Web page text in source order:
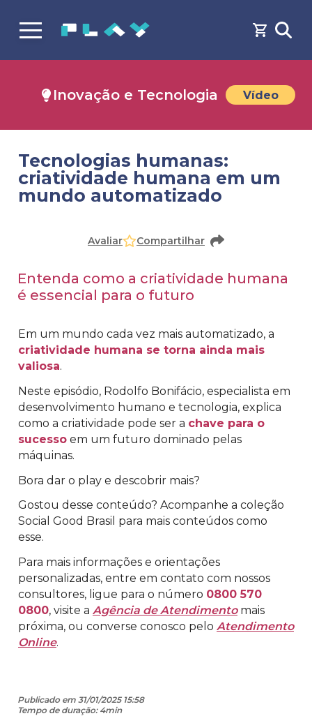
Inovação e Tecnologia Vídeo
Tecnologias humanas:
criatividade humana em um
mundo automatizado
Avaliar Compartilhar
Entenda como a criatividade humana
é essencial para o futuro
Em um mundo cada vez mais automatizado, a
criatividade humana se torna ainda mais
valiosa.
Neste episódio, Rodolfo Bonifácio, especialista em
desenvolvimento humano e tecnologia, explica
como a criatividade pode ser a chave para o
sucesso em um futuro dominado pelas
máquinas.
Bora dar o play e descobrir mais?
Gostou desse conteúdo? Acompanhe a coleção
Social Good Brasil para mais conteúdos como
esse.
Para mais informações e orientações
personalizadas, entre em contato com nossos
consultores, ligue para o número 0800 570
0800, visite a Agência de Atendimentomais
próxima, ou converse conosco pelo Atendimento
Online.
Publicado em 31/01/2025 15:58
Tempo de duração: 4min